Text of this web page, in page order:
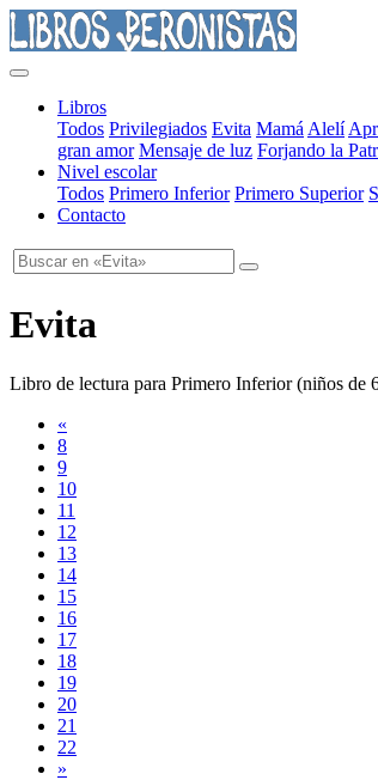
Libros
Todos Privilegiados Evita Mamá Alelí
gran amor Mensaje de luz Forjando la
Nivel escolar
Todos Primero Inferior Primero Superior
Contacto
Evita
Libro de lectura para Primero Inferior(niños de
«
8
9
10
11
12
13
14
15
16
17
18
19
20
21
22
»